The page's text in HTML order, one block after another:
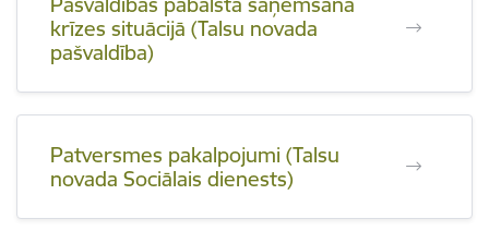
krīzes situācijā (Talsu novada
pašvaldība)
Patversmes pakalpojumi (Talsu
novada Sociālais dienests)